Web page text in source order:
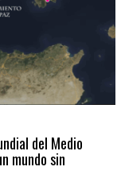
del Medio
mundo sin